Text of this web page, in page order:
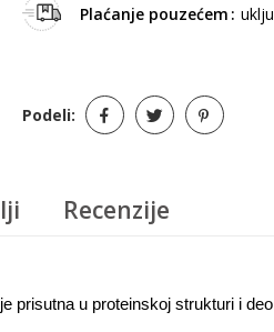
Plaćanje pouzećem
Podeli:
Recenzije
prisutna u proteinskoj strukturi i